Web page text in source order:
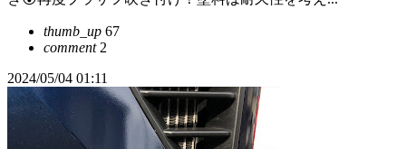
thumb_up 67
comment2
2024/05/04 01:11